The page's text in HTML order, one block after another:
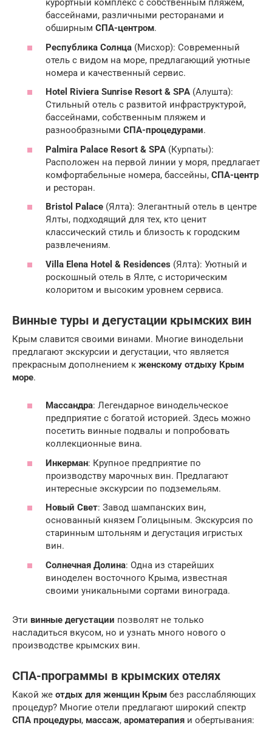
курортный комплекс с собственным пляжем,
бассейнами, различными ресторанами и
обширным СПА-центром.
Республика Солнца (Мисхор): Современный
отель с видом на море, предлагающий уютные
номера и качественный сервис.
Hotel Riviera Sunrise Resort & SPA (Алушта):
Стильный отель с развитой инфраструктурой,
бассейнами, собственным пляжем и
разнообразными СПА-процедурами.
Palmira Palace Resort & SPA (Курпаты):
Расположен на первой линии у моря, предлагает
комфортабельные номера, бассейны, СПА-центр
и ресторан.
Bristol Palace (Ялта): Элегантный отель в центре
Ялты, подходящий для тех, кто ценит
классический стиль и близость к городским
развлечениям.
Villa Elena Hotel & Residences (Ялта): Уютный и
роскошный отель в Ялте, с историческим
колоритом и высоким уровнем сервиса.
Винные туры и дегустации крымских вин
Крым славится своими винами. Многие винодельни
предлагают экскурсии и дегустации, что является
прекрасным дополнением к женскому отдыху Крым
море.
Массандра: Легендарное винодельческое
предприятие с богатой историей. Здесь можно
посетить винные подвалы и попробовать
коллекционные вина.
Инкерман: Крупное предприятие по
производству марочных вин. Предлагают
интересные экскурсии по подземельям.
Новый Свет: Завод шампанских вин,
основанный князем Голицыным. Экскурсия по
старинным штольням и дегустация игристых
вин.
Солнечная Долина: Одна из старейших
виноделен восточного Крыма, известная
своими уникальными сортами винограда.
Эти винные дегустации позволят не только
насладиться вкусом, но и узнать много нового о
производстве крымских вин.
СПА-программы в крымских отелях
Какой же отдых для женщин Крым без расслабляющих
процедур? Многие отели предлагают широкий спектр
СПА процедуры, массаж, ароматерапия и обертывания: